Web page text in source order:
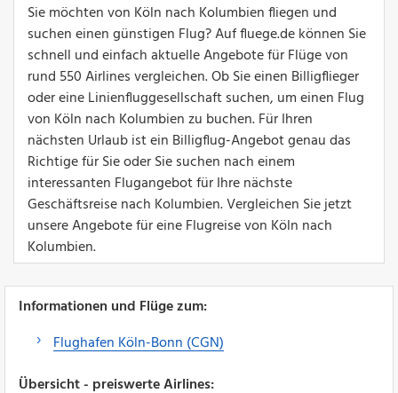
Sie möchten von Köln nach Kolumbien fliegen und
suchen einen günstigen Flug? Auf fluege.de können Sie
schnell und einfach aktuelle Angebote für Flüge von
rund 550 Airlines vergleichen. Ob Sie einen Billigflieger
oder eine Linienfluggesellschaft suchen, um einen Flug
von Köln nach Kolumbien zu buchen. Für Ihren
nächsten Urlaub ist ein Billigflug-Angebot genau das
Richtige für Sie oder Sie suchen nach einem
interessanten Flugangebot für Ihre nächste
Geschäftsreise nach Kolumbien. Vergleichen Sie jetzt
unsere Angebote für eine Flugreise von Köln nach
Kolumbien.
Informationen und Flüge zum:
Flughafen Köln-Bonn (CGN)
Übersicht - preiswerte Airlines: